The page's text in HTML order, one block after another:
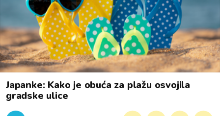
Japanke: Kako je obuća za plažu osvojila
gradske ulice